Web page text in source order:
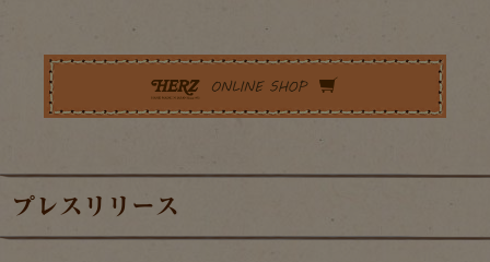
プレスリリース